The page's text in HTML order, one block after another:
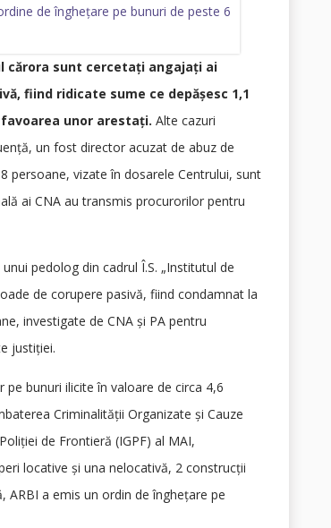
cărora sunt cercetați angajați ai
fiind ridicate sume ce depășesc 1,1
unor arestați. Alte cazuri
un fost director acuzat de abuz de
persoane, vizate în dosarele Centrului, sunt
ai CNA au transmis procurorilor pentru
pedolog din cadrul Î.S. „Institutul de
de corupere pasivă, fiind condamnat la
investigate de CNA și PA pentru
justiției.
bunuri ilicite în valoare de circa 4,6
Criminalității Organizate și Cauze
de Frontieră (IGPF) al MAI,
locative și una nelocativă, 2 construcții
a emis un ordin de înghețare pe